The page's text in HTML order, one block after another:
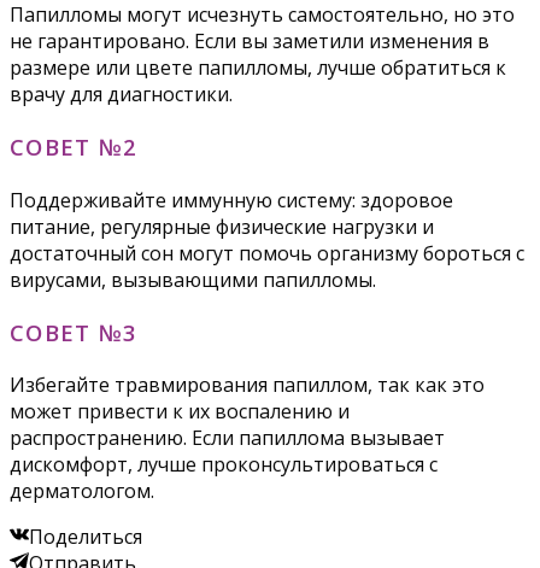
Папилломы могут исчезнуть самостоятельно, но это
не гарантировано. Если вы заметили изменения в
размере или цвете папилломы, лучше обратиться к
врачу для диагностики.
СОВЕТ №2
Поддерживайте иммунную систему: здоровое
питание, регулярные физические нагрузки и
достаточный сон могут помочь организму бороться с
вирусами, вызывающими папилломы.
СОВЕТ №3
Избегайте травмирования папиллом, так как это
может привести к их воспалению и
распространению. Если папиллома вызывает
дискомфорт, лучше проконсультироваться с
дерматологом.
Поделиться